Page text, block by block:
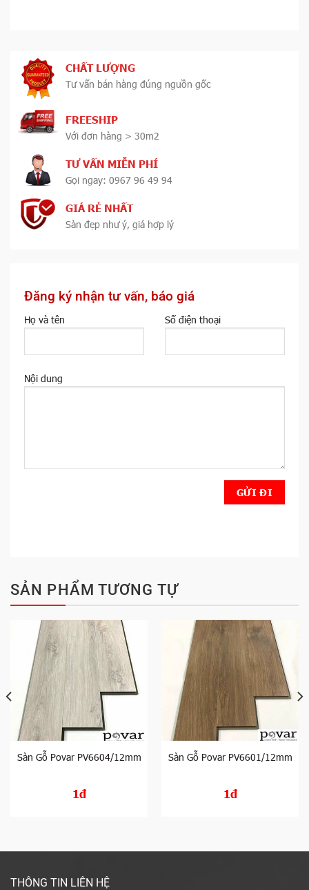
CHẤT LƯỢNG
Tư vấn bán hàng đúng nguồn gốc
FREESHIP
Với đơn hàng > 30m2
TƯ VẤN MIỄN PHÍ
Gọi ngay: 0967 96 49 94
GIÁ RẺ NHẤT
Sàn đẹp như ý, giá hợp lý
Đăng ký nhận tư vấn, báo giá
Họ và tên Số điện thoại
Nội dung
SẢN PHẨM TƯƠNG TỰ
Sàn Gỗ Povar PV6604/12mm
1đ
Sàn Gỗ Povar PV6601/12mm
1đ
THÔNG TIN LIÊN HỆ